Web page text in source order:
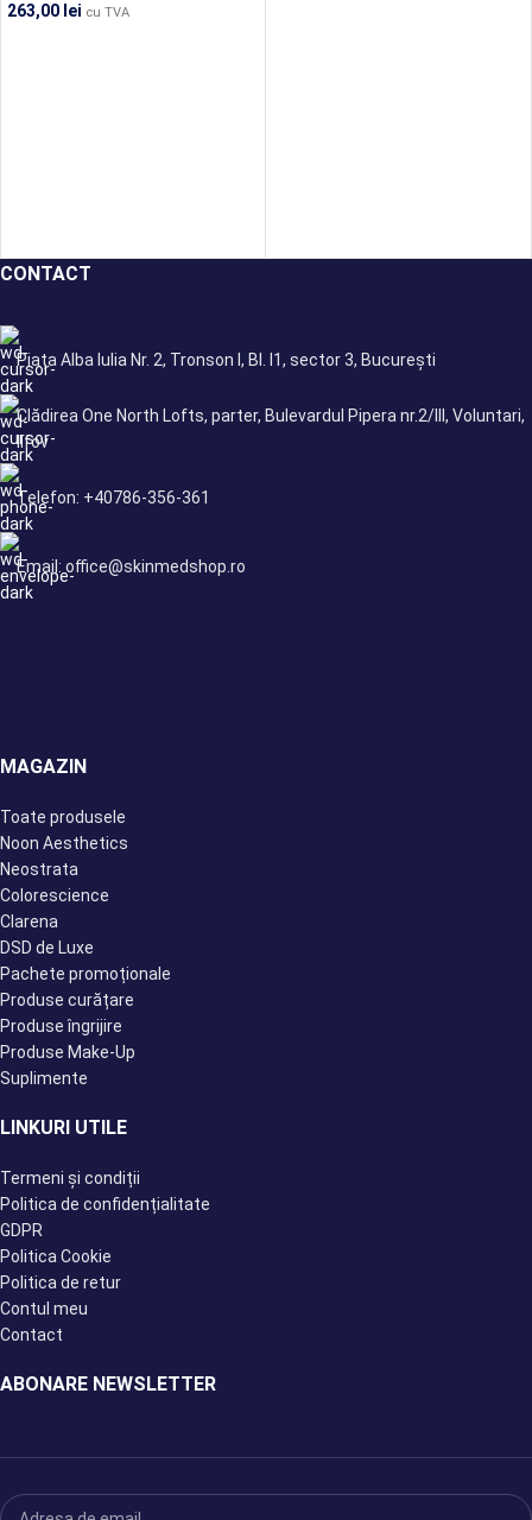
263,00 lei cu TVA
CONTACT
Piața Alba Iulia Nr. 2, Tronson I, Bl. I1, sector 3, București
Clădirea One North Lofts, parter, Bulevardul Pipera nr.2/III, Voluntari,
Ilfov
Telefon: +40786-356-361
Email: office@skinmedshop.ro
MAGAZIN
Toate produsele
Noon Aesthetics
Neostrata
Colorescience
Clarena
DSD de Luxe
Pachete promoționale
Produse curățare
Produse îngrijire
Produse Make-Up
Suplimente
LINKURI UTILE
Termeni și condiții
Politica de confidențialitate
GDPR
Politica Cookie
Politica de retur
Contul meu
Contact
ABONARE NEWSLETTER